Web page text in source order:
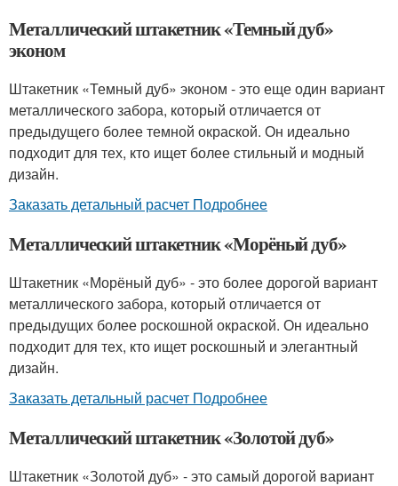
Металлический штакетник «Темный дуб»
эконом
Штакетник «Темный дуб» эконом - это еще один вариант
металлического забора, который отличается от
предыдущего более темной окраской. Он идеально
подходит для тех, кто ищет более стильный и модный
дизайн.
Заказать детальный расчет Подробнее
Металлический штакетник «Морёный дуб»
Штакетник «Морёный дуб» - это более дорогой вариант
металлического забора, который отличается от
предыдущих более роскошной окраской. Он идеально
подходит для тех, кто ищет роскошный и элегантный
дизайн.
Заказать детальный расчет Подробнее
Металлический штакетник «Золотой дуб»
Штакетник «Золотой дуб» - это самый дорогой вариант